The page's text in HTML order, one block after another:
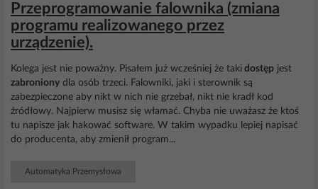
Przeprogramowanie falownika (zmiana
programu realizowanego przez
urządzenie).
Kolega jest nie poważny. Pisałem już wcześniej że taki dostęp jest
zabroniony dla osób trzeci. Falowniki, jaki i sterownik są
zabezpieczone aby nikt w nich nie grzebał, nikt nie kradł kod
źródłowy. Najpierw musisz się włamać. Chyba nie uważasz że ktoś
tu napisze jak hakować software. W takim wypadku lepiej napisać
do producenta, aby zmienił program...
Automatyka Przemysłowa